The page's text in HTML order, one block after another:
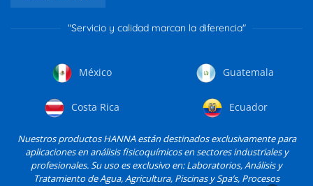
"Servicio y calidad marcan la diferencia"
México Guatemala
Costa Rica Ecuador
Nuestros productos HANNA están destinados exclusivamente para
aplicaciones en análisis fisicoquímicos en sectores industriales y
profesionales. Su uso es exclusivo en: Laboratorios, Análisis y
Tratamiento de Agua, Agricultura, Piscinas y Spa’s, Procesos